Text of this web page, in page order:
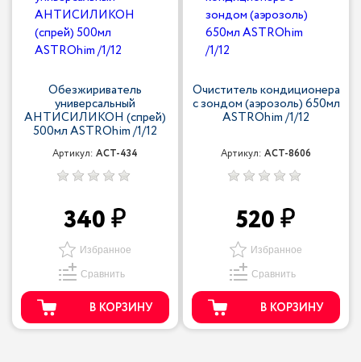
Обезжириватель
универсальный
АНТИСИЛИКОН (спрей)
500мл ASTROhim /1/12
Артикул: ACT-434
340
Избранное
Сравнить
В КОРЗИНУ
Очиститель кондиционера
с зондом (аэрозоль) 650мл
ASTROhim /1/12
Артикул: ACT-8606
520
Избранное
Сравнить
В КОРЗИНУ